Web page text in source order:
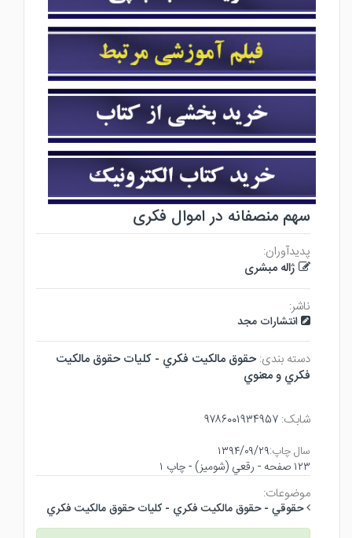
سهم منصفانه در اموال فکری
پدیدآوران:
ژاله مبشری
ناشر:
انتشارات مجد
دسته بندی: حقوق مالكيت فكري - كليات حقوق مالكيت
فكري و معنوي
شابک: ۹۷۸۶۰۰۱۹۳۴۹۵۷
سال چاپ:۱۳۹۴/۰۹/۲۹
۱۲۳ صفحه - رقعي (شوميز) - چاپ ۱
موضوعات:
حقوقي - حقوق مالكيت فكري - كليات حقوق مالكيت فكري